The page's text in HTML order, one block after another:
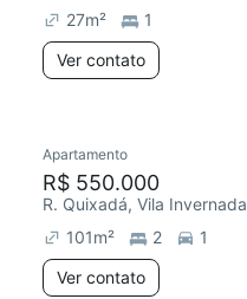
27m²
1
Ver contato
Redecorar
Apartamento
R$ 550.000
R. Quixadá, Vila Invernada
101m² 2
1
Ver contato